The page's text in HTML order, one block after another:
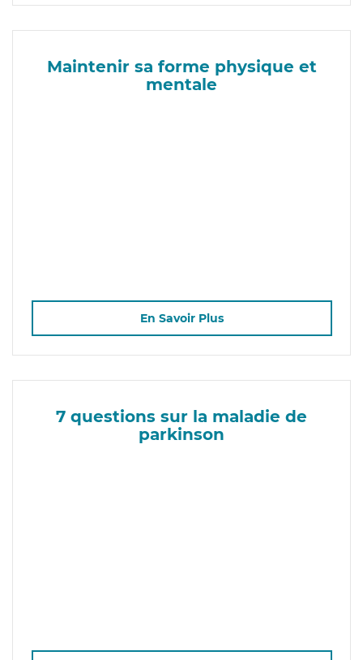
Maintenir sa forme physique et
mentale
En Savoir Plus
7 questions sur la maladie de
parkinson